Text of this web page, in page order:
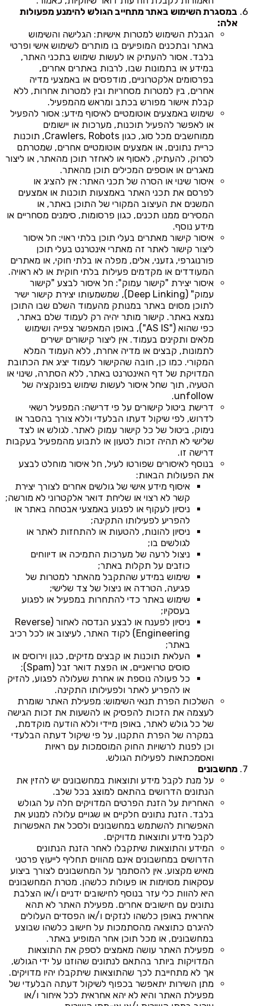
במסגרת השימוש באתר מתחייב הגולש להימנע מפעולות
אלה:
הגבלת השימוש למטרות אישיות: הגלישה והשימוש
באתר ובתכנים המופיעים בו מותרים לשימוש אישי ופרטי
בלבד. אסור להעתיק או לעשות שימוש בתכני האתר,
במידע או בתמונות שבו, לרבות באתרים אחרים,
בפרסומים אלקטרוניים, מודפסים או באמצעי מדיה
אחרים, בין למטרות מסחריות ובין למטרות אחרות, ללא
קבלת אישור מפורש בכתב ומראש מהמפעיל.
שימוש באמצעים אוטומטיים לאיסוף מידע: אסור להפעיל
או לאפשר להפעיל תוכנות, מערכות או יישומים
ממוחשבים מכל סוג, כגון Crawlers, Robots, תוכנות
כריית נתונים, או אמצעים אוטומטיים אחרים, שמטרתם
לסרוק, להעתיק, לאסוף או לאחזר תוכן מהאתר, או ליצור
מאגרים או אוספים המכילים תוכן מהאתר.
איסור שינוי או הסרה של תכני האתר: אין להציג או
לפרסם את תכני האתר באמצעות תוכנות או אמצעים
המשנים את העיצוב המקורי של התוכן באתר, או
המסירים ממנו תכנים, כגון פרסומות, סימנים מסחריים או
מידע נוסף.
איסור קישור מאתרים בעלי תוכן בלתי ראוי: חל איסור
ליצור קישור לאתר זה מאתרי אינטרנט בעלי תוכן
פורנוגרפי, גזעני, אלים, מפלה או בלתי חוקי, או מאתרים
המעודדים או מקדמים פעילות בלתי חוקית או לא ראויה.
איסור יצירת "קישור עמוק": חל איסור לבצע "קישור
עמוק" (Deep Linking), שמשמעותו יצירת קישור ישיר
לתוכן מסוים באתר במנותק מהעמוד השלם שבו התוכן
נמצא באתר. קישור מותר יהיה רק לעמוד שלם באתר,
כפי שהוא ("AS IS"), באופן המאפשר צפייה ושימוש
מלאים ותקינים בעמוד. אין ליצור קישורים ישירים
לתמונות, קבצים או מדיה אחרת, ללא העמוד המלא
המקורי. כמו כן, חובה שהקישור לעמוד יציג את הכתובת
המדויקת של דף האינטרנט באתר, ללא הסתרה, שינוי או
הטעיה, תוך שחל איסור לעשות שימוש בפונקציה של
unfollow.
דרישת ביטול קישורים על פי דרישה: המפעיל רשאי
לדרוש, לפי שיקול דעתו הבלעדי וללא צורך בהסבר או
נימוק, ביטול של כל קישור עמוק לאתר. לגולש או לצד
שלישי לא תהיה זכות לטעון או לתבוע מהמפעיל בעקבות
דרישה זו.
בנוסף לאיסורים שפורטו לעיל, חל איסור מוחלט לבצע
את הפעולות הבאות:
איסוף מידע אישי של גולשים אחרים לצורך יצירת
קשר לא רצוי או שליחת דואר אלקטרוני לא מורשה;
ניסיון לעקוף או לפגוע באמצעי אבטחה באתר או
להפריע לפעילותו התקינה;
ניסיון להונות, להטעות או להתחזות לאתר או
לגולשים בו;
ניצול לרעה של מערכות התמיכה או דיווחים
כוזבים על תקלות באתר;
שימוש במידע שהתקבל מהאתר למטרות של
פגיעה, הטרדה או ניצול של צד שלישי;
שימוש באתר כדי להתחרות במפעיל או לפגוע
בעסקיו;
ניסיון לפענח או לבצע הנדסה לאחור (Reverse
Engineering) לקוד האתר, לעיצוב או לכל רכיב
באתר;
העלאת תוכנות או קבצים מזיקים, כגון וירוסים או
סוסים טרויאניים, או הפצת דואר זבל (Spam);
כל פעולה נוספת או אחרת שעלולה לפגוע, להזיק
או להפריע לאתר ולפעילותו התקינה.
השלכות הפרת תנאי השימוש: מפעילת האתר שומרת
לעצמה את הזכות להפסיק או להשעות את זכות הגישה
של כל גולש לאתר, באופן מיידי וללא הודעה מוקדמת,
במקרה של הפרת התקנון, על פי שיקול דעתה הבלעדי
וכן לפנות לרשויות החוק המוסמכות עם ראיות
ואסמכתאות לפעילות הגולש.
מחשבונים
על מנת לקבל מידע ותוצאות במחשבונים יש להזין את
הנתונים הדרושים בהתאם למוצג בכל שלב.
האחריות על הזנת הפרטים המדויקים חלה על הגולש
בלבד. הזנת נתונים חלקיים או שגויים עלולה למנוע את
האפשרות להשתמש במחשבונים ולסכל את האפשרות
לקבל מידע ותוצאות מדויקים.
המידע והתוצאות שיתקבלו לאחר הזנת הנתונים
הדרושים במחשבונים אינם מהווים תחליף לייעוץ פרטני
מאיש מקצוע. אין להסתמך על המחשבונים לצורך ביצוע
עסקאות מסוימות או פעולות כלשהן. מטרת המחשבונים
היא להוות כלי עזר בנוסף לחישובים ידניים ו/או הצלבת
נתונים עם חישובים אחרים. מפעילת האתר לא תהא
אחראית באופן כלשהו לנזקים ו/או הפסדים העלולים
להיגרם כתוצאה מהסתמכות על חישוב כלשהו שבוצע
במחשבונים, או מכל תוכן אחר המופיע באתר.
מפעילת האתר עושה מאמצים לספק את התוצאות
המדויקות ביותר בהתאם לנתונים שהוזנו על ידי הגולש,
אך לא מתחייבת לכך שהתוצאות שיתקבלו יהיו מדויקים.
מתן השירות יתאפשר בכפוף לשיקול דעתה הבלעדי של
מפעילת האתר והיא לא יהא אחראית לכל איחור ו/או